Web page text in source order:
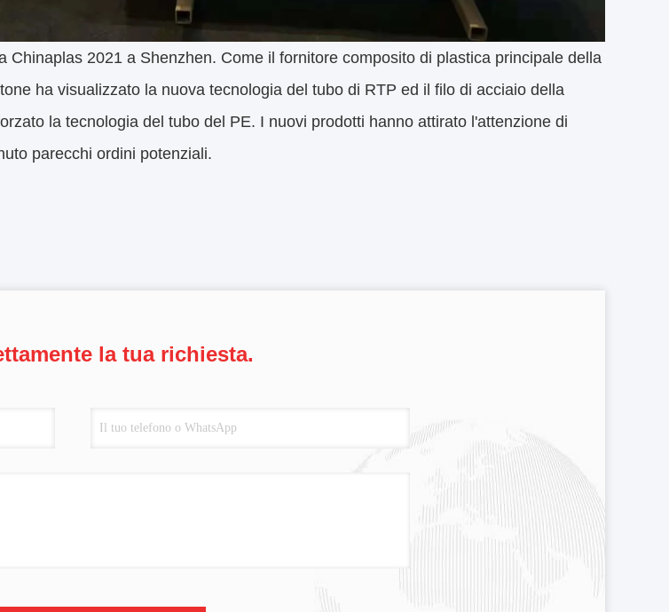
Chinaplas 2021 a Shenzhen. Come il fornitore composito di plastica principale della
ha visualizzato la nuova tecnologia del tubo di RTP ed il filo di acciaio della
la tecnologia del tubo del PE. I nuovi prodotti hanno attirato l'attenzione di
parecchi ordini potenziali.
la tua richiesta.